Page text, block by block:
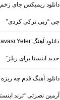
دانلود ریمیکس جای زخم
جی “رپی ترکی کردی”
جدید اینستا برای ریلز”
دانلود آهنگ ﻗﺪم ﭼﻪ
آرمین نصرتی “ترند